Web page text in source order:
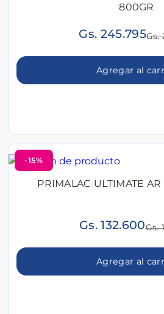
800GR
Gs. 245.795Gs.
Agregar al
-15%
PRIMALAC ULTIMATE
Gs. 132.600Gs.
Agregar al